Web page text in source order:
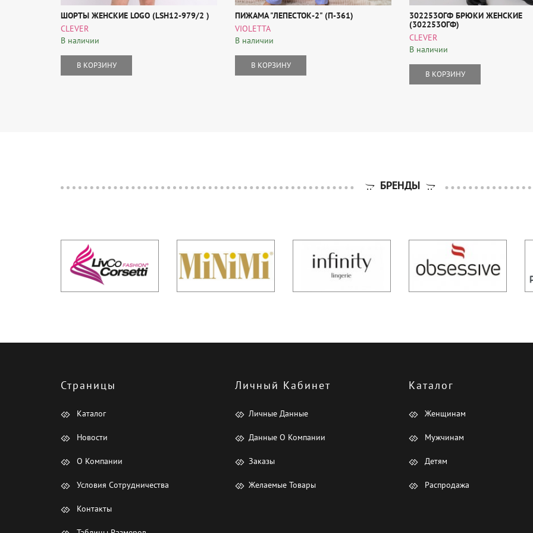
ШОРТЫ ЖЕНСКИЕ LOGO (LSH12-979/2 )
CLEVER
В наличии
В КОРЗИНУ
ПИЖАМА "ЛЕПЕСТОК-2" (П-361)
VIOLETTA
В наличии
В КОРЗИНУ
302253ОГФ БРЮКИ ЖЕНСКИЕ
(302253ОГФ)
CLEVER
В наличии
В КОРЗИНУ
БРЕНДЫ
Страницы
Каталог
Новости
О Компании
Условия Сотрудничества
Контакты
Личный Кабинет
Личные Данные
Данные О Компании
Заказы
Желаемые Товары
Каталог
Женщинам
Мужчинам
Детям
Распродажа